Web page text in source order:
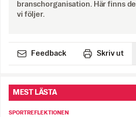
branschorganisation. Här finns de
vi följer.
Feedback Skriv ut
MEST LÄSTA
SPORTREFLEKTIONEN